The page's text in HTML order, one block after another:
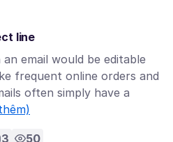
line
email would be editable
frequent online orders and
often simply have a
3 50